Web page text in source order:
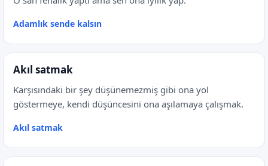
Adamlık sende kalsın
Akıl satmak
Karşısındaki bir şey düşünemezmiş gibi ona yol
göstermeye, kendi düşüncesini ona aşılamaya çalışmak.
Akıl satmak